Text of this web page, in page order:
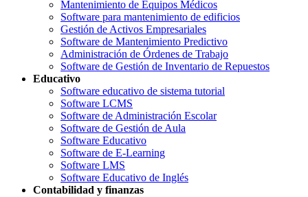
Mantenimiento de Equipos Médicos
Software para mantenimiento de edificios
Gestión de Activos Empresariales
Software de Mantenimiento Predictivo
Administración de Órdenes de Trabajo
Software de Gestión de Inventario de Repuestos
Educativo
Software educativo de sistema tutorial
Software LCMS
Software de Administración Escolar
Software de Gestión de Aula
Software Educativo
Software de E-Learning
Software LMS
Software Educativo de Inglés
Contabilidad y finanzas